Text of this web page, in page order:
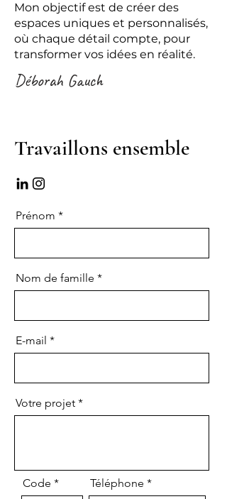
Mon objectif est de créer des
espaces uniques et personnalisés,
où chaque détail compte, pour
transformer vos idées en réalité.
Déborah Gauch
Travaillons ensemble
Prénom
Nom de famille
E-mail
Votre projet
Code Téléphone